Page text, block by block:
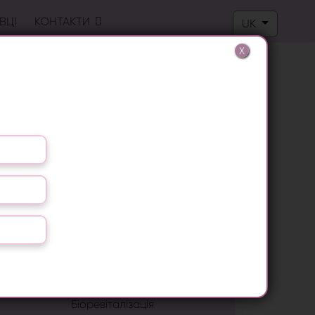
КОНТАКТИ Оберіть свою
UK
Біоревіталізація
X